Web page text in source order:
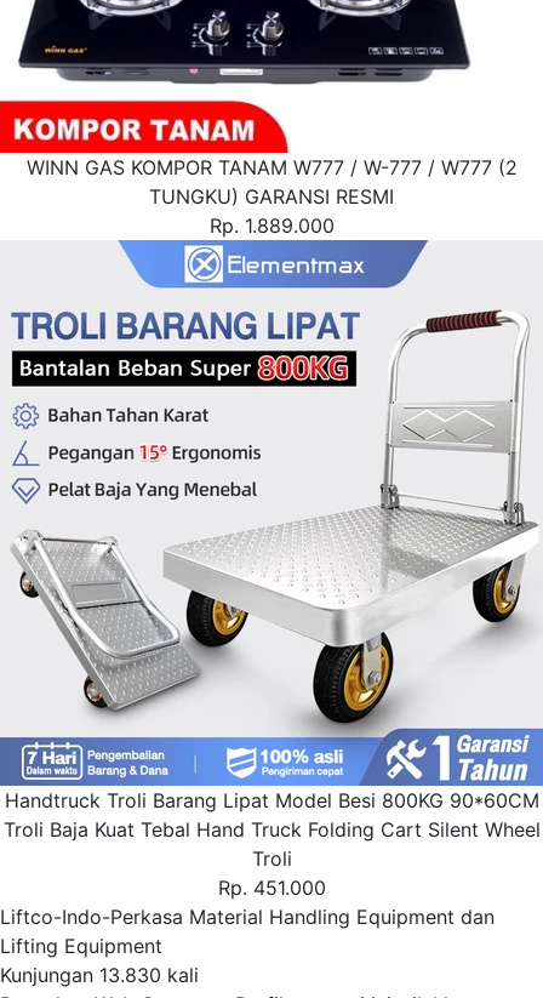
WINN GAS KOMPOR TANAM W777 / W-777 / W777 (2
TUNGKU) GARANSI RESMI
Rp. 1.889.000
Handtruck Troli Barang Lipat Model Besi 800KG 90*60CM
Troli Baja Kuat Tebal Hand Truck Folding Cart Silent Wheel
Troli
Rp. 451.000
Liftco-Indo-Perkasa Material Handling Equipment dan
Lifting Equipment
Kunjungan 13.830 kali